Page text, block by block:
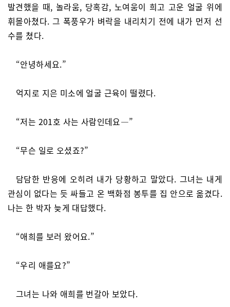
발견했을 때, 놀라움, 당혹감, 노여움이 희고 고운 얼굴 위에
휘몰아쳤다. 그 폭풍우가 벼락을 내리치기 전에 내가 먼저 선
수를 쳤다.
“안녕하세요.”
억지로 지은 미소에 얼굴 근육이 떨렸다.
“저는 201호 사는 사람인데요―”
“무슨 일로 오셨죠?”
담담한 반응에 오히려 내가 당황하고 말았다. 그녀는 내게
관심이 없다는 듯 싸들고 온 백화점 봉투를 집 안으로 옮겼다.
나는 한 박자 늦게 대답했다.
“애희를 보러 왔어요.”
“우리 애를요?”
그녀는 나와 애희를 번갈아 보았다.